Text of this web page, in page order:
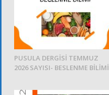
PUSULA DERGİSİ TEMMUZ
2026 SAYISI- BESLENME BİLİMİ